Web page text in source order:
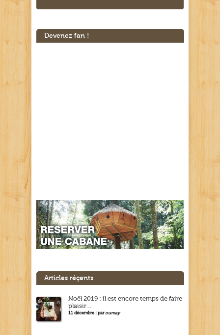
Devenez fan !
Articles réçents
Noël 2019 : il est encore temps de faire
plaisir…
11 décembre | paroumay